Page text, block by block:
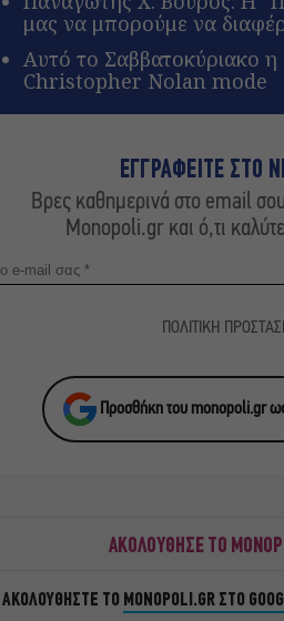
μας να μπορούμε να
Αυτό το Σαββατοκύριακο η
Christopher Nolan mode
ΕΓΓΡΑΦΕΙΤΕ ΣΤΟ
Βρες καθημερινά στο email
Monopoli.gr και ό,τι
ΠΟΛΙΤΙΚΗ
Προσθήκη του monopoli.gr
ΑΚΟΛΟΥΘΗΣΕ ΤΟ
ΑΚΟΛΟΥΘΗΣΤΕ ΤΟ MONOPOLI.GR ΣΤΟ